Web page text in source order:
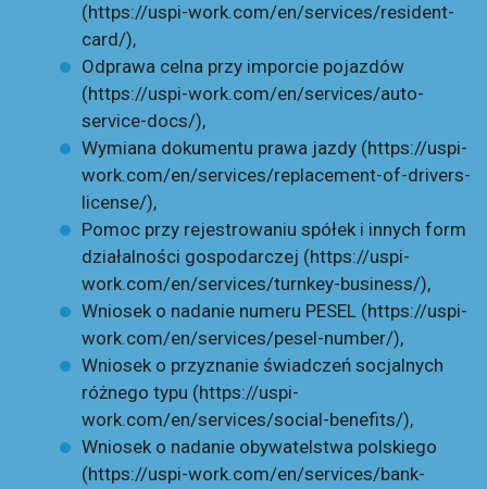
(https://uspi-work.com/en/services/resident-
card/),
Odprawa celna przy imporcie pojazdów
(https://uspi-work.com/en/services/auto-
service-docs/),
Wymiana dokumentu prawa jazdy (https://uspi-
work.com/en/services/replacement-of-drivers-
license/),
Pomoc przy rejestrowaniu spółek i innych form
działalności gospodarczej (https://uspi-
work.com/en/services/turnkey-business/),
Wniosek o nadanie numeru PESEL (https://uspi-
work.com/en/services/pesel-number/),
Wniosek o przyznanie świadczeń socjalnych
różnego typu (https://uspi-
work.com/en/services/social-benefits/),
Wniosek o nadanie obywatelstwa polskiego
(https://uspi-work.com/en/services/bank-